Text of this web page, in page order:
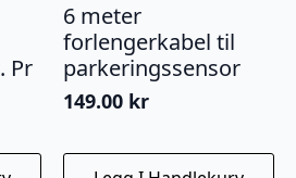
Pr
6 meter
forlengerkabel til
parkeringssensor
149.00 kr